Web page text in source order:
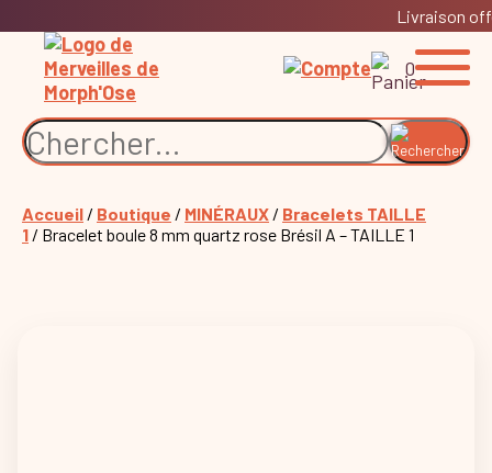
Livraison
0
Accueil / Boutique / MINÉRAUX / Bracelets TAILLE
1 / Bracelet boule 8 mm quartz rose Brésil A – TAILLE 1